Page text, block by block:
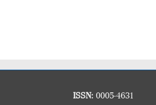
ISSN: 0005-4631